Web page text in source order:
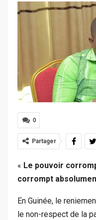
0
Partager
« Le pouvoir
corrompt
En Guinée, le
le non-respect de la